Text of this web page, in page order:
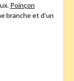
Poinçon
branche et d’un